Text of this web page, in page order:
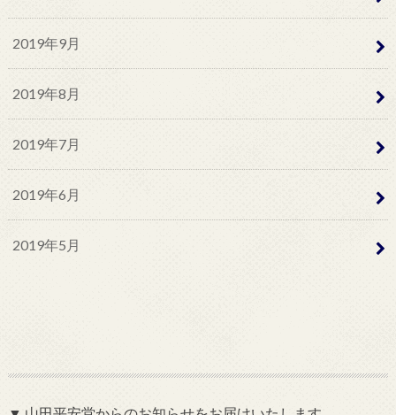
2019年9月
2019年8月
2019年7月
2019年6月
2019年5月